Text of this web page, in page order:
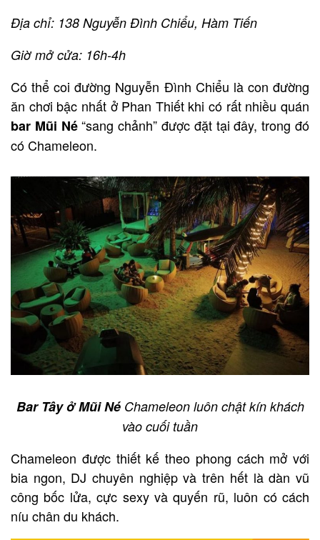
Địa chỉ: 138 Nguyễn Đình Chiểu, Hàm Tiến
Giờ mở cửa: 16h-4h
Có thể coi đường Nguyễn Đình Chiểu là con đường
ăn chơi bậc nhất ở Phan Thiết khi có rất nhiều quán
bar Mũi Né“sang chảnh” được đặt tại đây, trong đó
có Chameleon.
Bar Tây ở Mũi Né Chameleon luôn chật kín khách
vào cuối tuần
Chameleon được thiết kế theo phong cách mở với
bia ngon, DJ chuyên nghiệp và trên hết là dàn vũ
công bốc lửa, cực sexy và quyến rũ, luôn có cách
níu chân du khách.